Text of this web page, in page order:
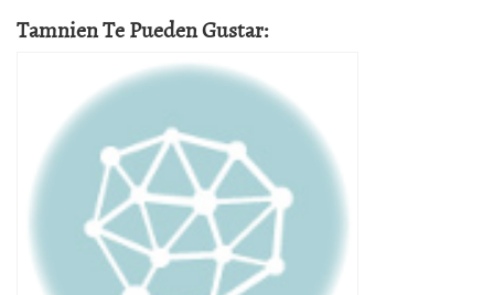
Tamnien Te Pueden Gustar: